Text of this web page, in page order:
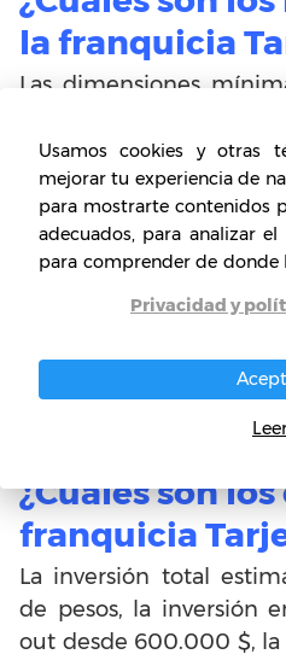
la franquicia
Las dimensiones
(estimada) indicado
con base en una
habitantes.
La empresa busca
financiero suficiente
necesaria para
desarrollando el
¿Cuáles son
franquicia
La inversión total
de pesos, la inversión
out desde 600.000 $,
Usamos cookies y otras
mejorar tu experiencia de
para mostrarte contenidos
adecuados, para analizar
para comprender de donde
Privacidad y